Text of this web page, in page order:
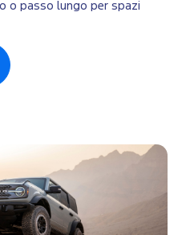
o passo lungo per spazi